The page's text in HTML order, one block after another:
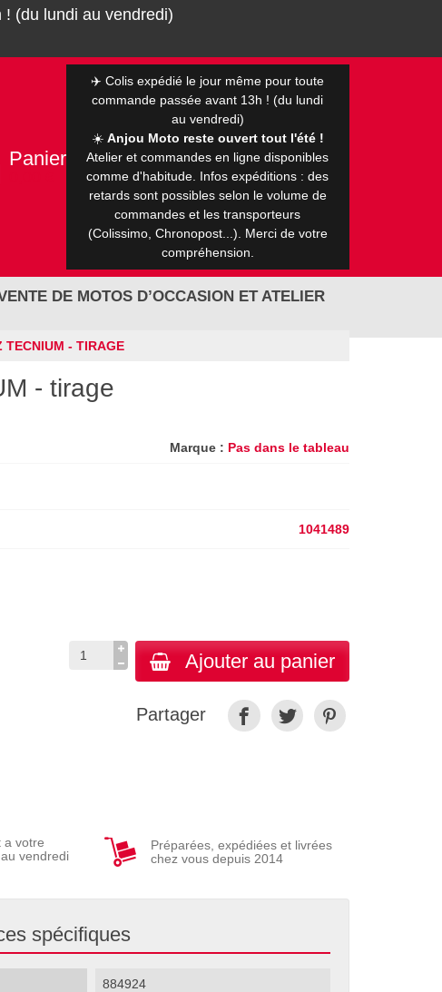
(du lundi au vendredi)
Panier
✈️ Colis expédié le jour même pour toute
commande passée avant 13h ! (du lundi
au vendredi)
☀️ Anjou Moto reste ouvert tout l'été !
Atelier et commandes en ligne disponibles
comme d'habitude. Infos expéditions : des
retards sont possibles selon le volume de
commandes et les transporteurs
(Colissimo, Chronopost...). Merci de votre
compréhension.
DE MOTOS D’OCCASION ET ATELIER
TECNIUM - TIRAGE
- tirage
Marque : Pas dans le tableau
1041489
Ajouter au panier
Partager
a votre
vendredi
Préparées, expédiées et livrées
chez vous depuis 2014
spécifiques
884924